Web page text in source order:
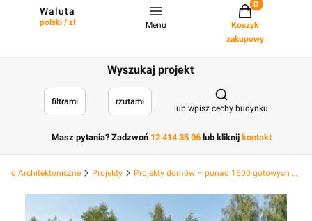
Waluta
polski / zł Menu
Projekty w
Koszyk
zakupowy
Wyszukaj projekt
filtrami rzutami
Otwórz
lub wpisz cechy budynku
Masz pytania? Zadzwoń 12 414 35 06 lub kliknij kontakt
Architektoniczne Projekty Projekty domów – ponad 1500 gotowych projektów